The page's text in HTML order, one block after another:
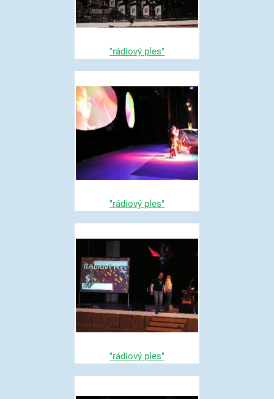
"rádiový ples"
"rádiový ples"
"rádiový ples"